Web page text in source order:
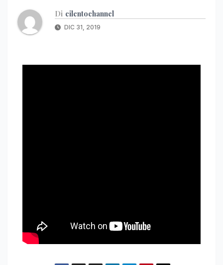
Di cilentochannel
DIC 31, 2019